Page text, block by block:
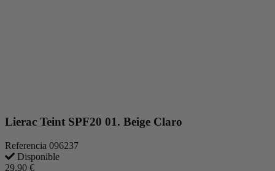
Lierac Teint SPF20 01. Beige Claro
Referencia 096237
Disponible
29,90 €